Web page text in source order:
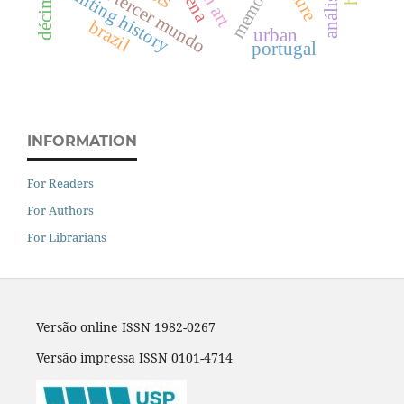
el tercer mundo
printing history urban
brazil portugal
INFORMATION
For Readers
For Authors
For Librarians
Versão online ISSN 1982-0267
Versão impressa ISSN 0101-4714